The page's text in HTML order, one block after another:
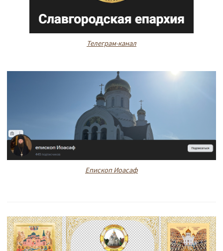
Телеграм-канал
Епископ Иоасаф